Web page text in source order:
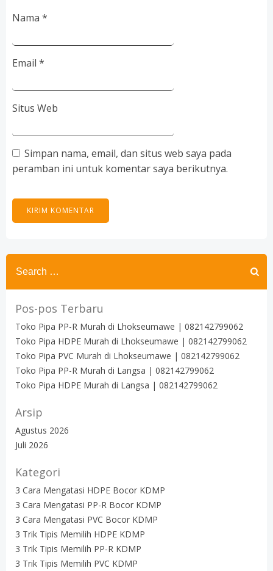
Nama *
Email *
Situs Web
Simpan nama, email, dan situs web saya pada
peramban ini untuk komentar saya berikutnya.
Search
for:
Pos-pos Terbaru
Toko Pipa PP-R Murah di Lhokseumawe | 082142799062
Toko Pipa HDPE Murah di Lhokseumawe | 082142799062
Toko Pipa PVC Murah di Lhokseumawe | 082142799062
Toko Pipa PP-R Murah di Langsa | 082142799062
Toko Pipa HDPE Murah di Langsa | 082142799062
Arsip
Agustus 2026
Juli 2026
Kategori
3 Cara Mengatasi HDPE Bocor KDMP
3 Cara Mengatasi PP-R Bocor KDMP
3 Cara Mengatasi PVC Bocor KDMP
3 Trik Tipis Memilih HDPE KDMP
3 Trik Tipis Memilih PP-R KDMP
3 Trik Tipis Memilih PVC KDMP